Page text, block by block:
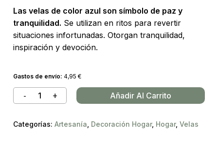
Las velas de color azul son símbolo de paz y
tranquilidad. Se utilizan en ritos para revertir
situaciones infortunadas. Otorgan tranquilidad,
inspiración y devoción.
Gastos de envío: 4,95 €
Añadir Al Carrito
Categorías: Artesanía Decoración Hogar, Hogar, Velas